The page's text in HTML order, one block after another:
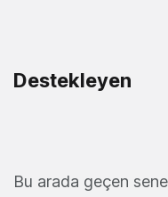
Destekleyen
Bu arada geçen